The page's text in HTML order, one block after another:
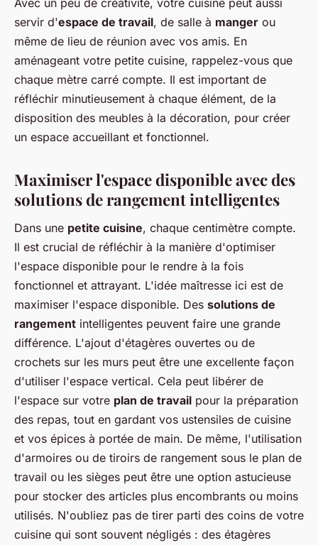
servir d'espace de travail, de salle à manger ou
même de lieu de réunion avec vos amis. En
aménageant votre petite cuisine, rappelez-vous que
chaque mètre carré compte. Il est important de
réfléchir minutieusement à chaque élément, de la
disposition des meubles à la décoration, pour créer
un espace accueillant et fonctionnel.
Maximiser l'espace disponible avec des
solutions de rangement intelligentes
Dans une petite cuisine, chaque centimètre compte.
Il est crucial de réfléchir à la manière d'optimiser
l'espace disponible pour le rendre à la fois
fonctionnel et attrayant. L'idée maîtresse ici est de
maximiser l'espace disponible. Des solutions de
rangement intelligentes peuvent faire une grande
différence. L'ajout d'étagères ouvertes ou de
crochets sur les murs peut être une excellente façon
d'utiliser l'espace vertical. Cela peut libérer de
l'espace sur votre plan de travail pour la préparation
des repas, tout en gardant vos ustensiles de cuisine
et vos épices à portée de main. De même, l'utilisation
d'armoires ou de tiroirs de rangement sous le plan de
travail ou les sièges peut être une option astucieuse
pour stocker des articles plus encombrants ou moins
utilisés. N'oubliez pas de tirer parti des coins de votre
cuisine qui sont souvent négligés : des étagères